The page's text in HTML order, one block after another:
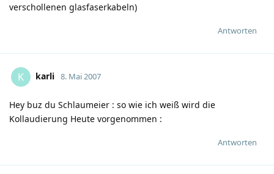
verschollenen glasfaserkabeln)
Antworten
K karli 8. Mai 2007
Hey buz du Schlaumeier : so wie ich weiß wird die
Kollaudierung Heute vorgenommen :
Antworten